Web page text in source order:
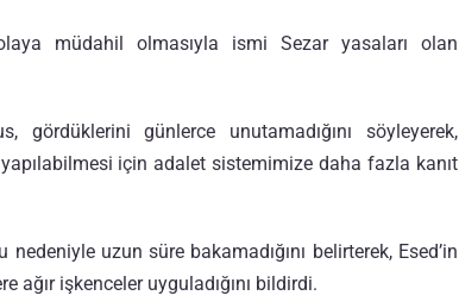
müdahil olmasıyla ismi Sezar yasaları olan
gördüklerini günlerce unutamadığını söyleyerek,
için adalet sistemimize daha fazla kanıt
uzun süre bakamadığını belirterek, Esed’in
ağır işkenceler uyguladığını bildirdi.